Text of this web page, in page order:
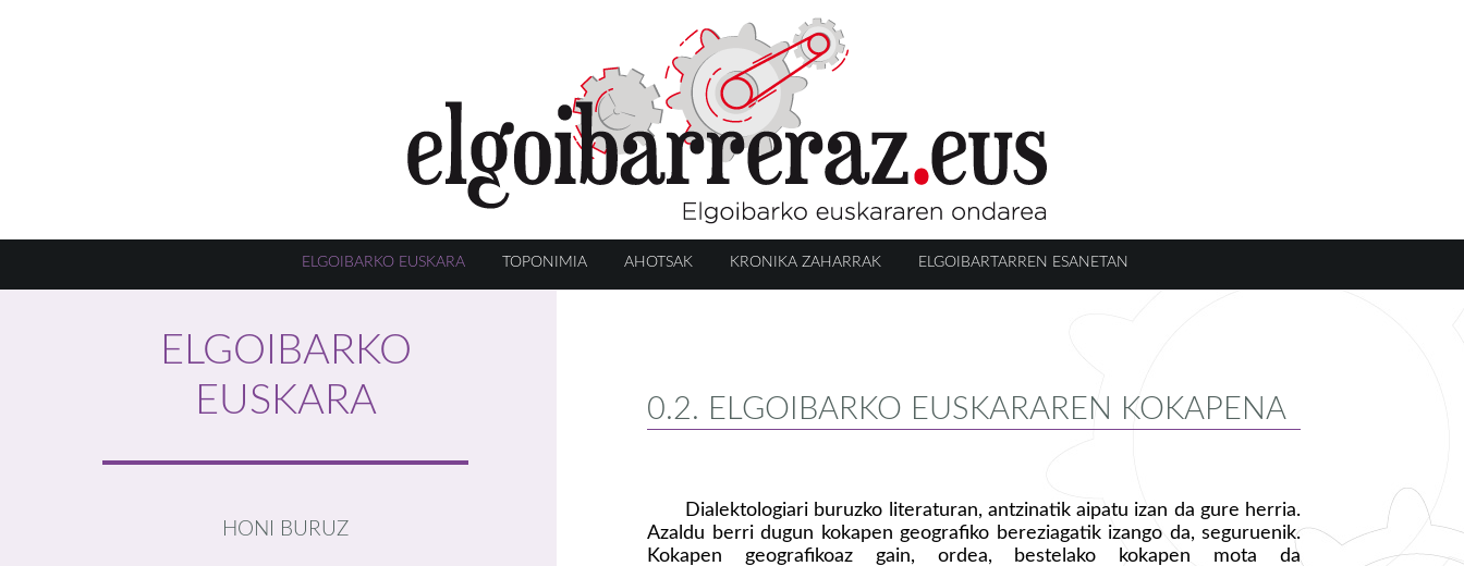
ELGOIBARKO EUSKARA TOPONIMIA AHOTSAK KRONIKA ZAHARRAK ELGOIBARTARREN ESANETAN
ELGOIBARKO
EUSKARA
HONI BURUZ
0.2. ELGOIBARKO EUSKARAREN KOKAPENA
Dialektologiari buruzko literaturan, antzinatik aipatu izan da gure herria.
Azaldu berri dugun kokapen geografiko bereziagatik izango da, seguruenik.
Kokapen geografikoaz gain, ordea, bestelako kokapen mota da